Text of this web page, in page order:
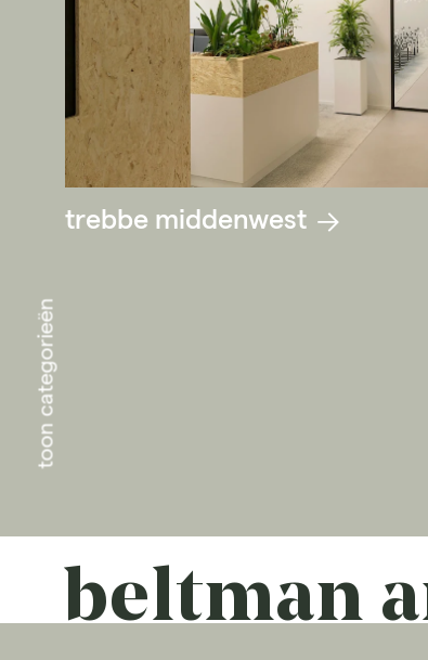
trebbe middenwest
toon categorieën
beltman